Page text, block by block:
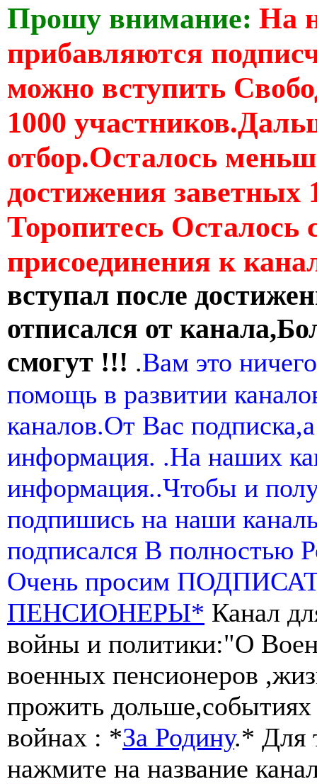
Прошу внимание: На
прибавляются
можно вступить
1000
отбор.Осталось
достижения заветных
Торопитесь Осталось
присоединения к
вступал после
отписался от
смогут !!! .Вам это
помощь в развитии
каналов.От Вас
информация. .На наших
информация..Чтобы и
подпишись на наши
подписался В полностью
Очень просим
ПЕНСИОНЕРЫ* Канал
войны и политики:"О
военных пенсионеров
прожить
войнах : *За Родину.* Для
нажмите на название